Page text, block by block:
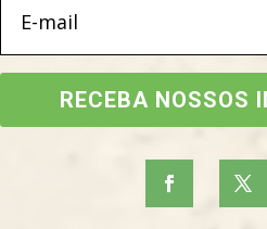
RECEBA NOSSOS